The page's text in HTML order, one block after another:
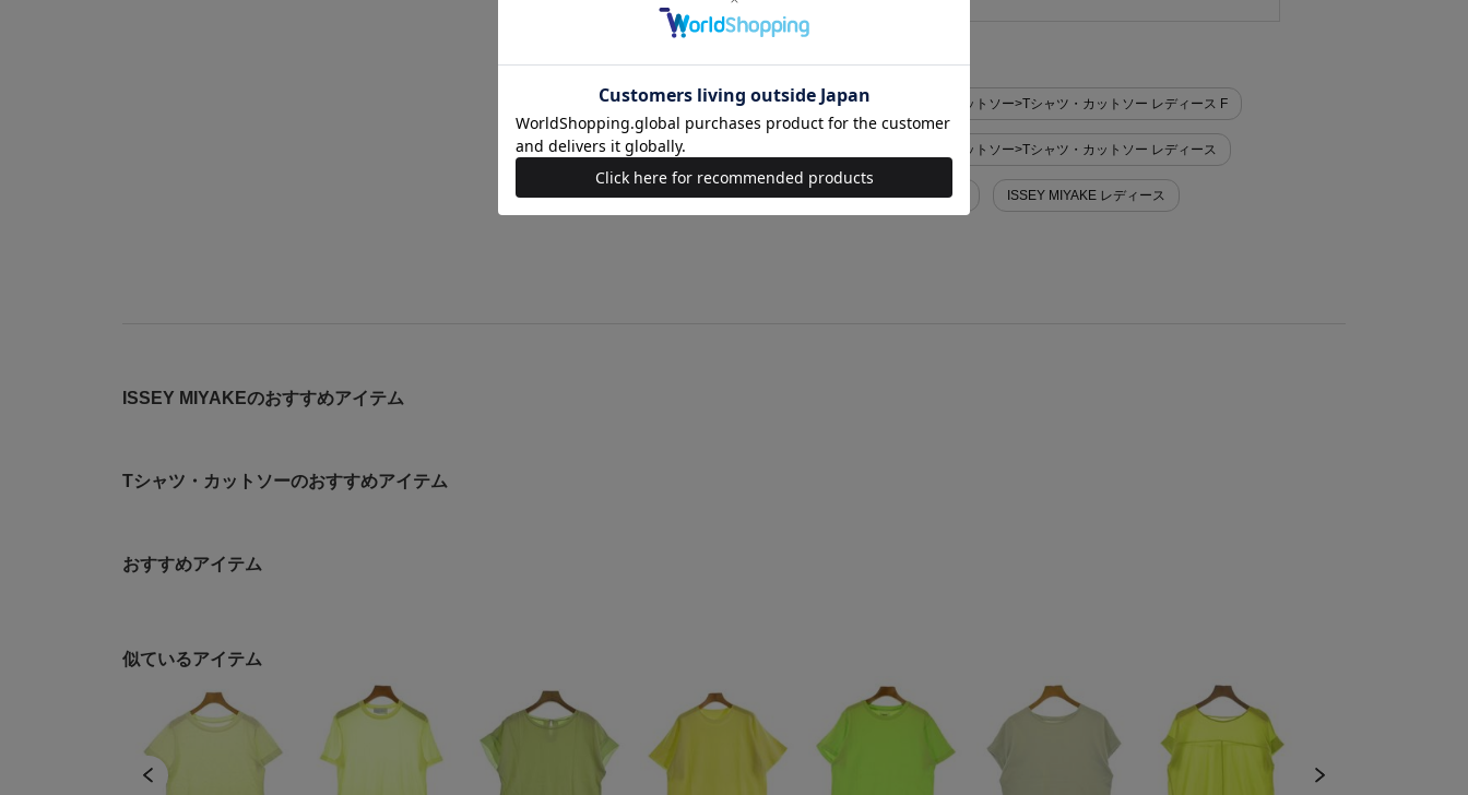
ISSEY MIYAKE Tシャツ・カットソー>Tシャツ・カットソー レディース F
ISSEY MIYAKE Tシャツ・カットソー>Tシャツ・カットソー レディース
ISSEY MIYAKE レディース F ISSEY MIYAKE レディース
ISSEY MIYAKEのおすすめアイテム
Tシャツ・カットソーのおすすめアイテム
おすすめアイテム